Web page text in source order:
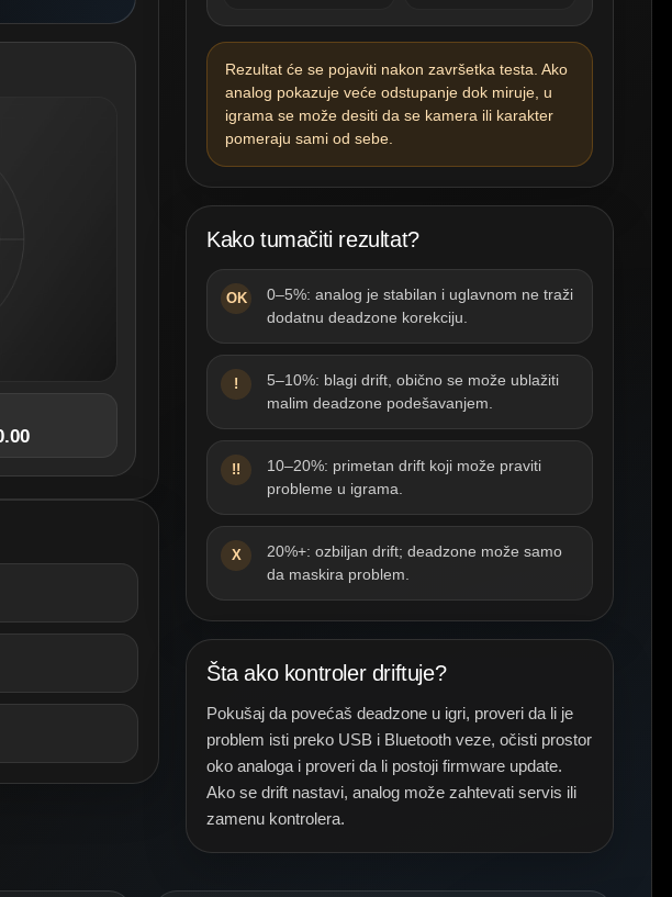
Rezultat će se pojaviti nakon završetka testa. Ako
analog pokazuje veće odstupanje dok miruje, u
igrama se može desiti da se kamera ili karakter
pomeraju sami od sebe.
Kako tumačiti rezultat?
OK
0–5%: analog je stabilan i uglavnom ne traži
dodatnu deadzone korekciju.
!
5–10%: blagi drift, obično se može ublažiti
malim deadzone podešavanjem.
!!
10–20%: primetan drift koji može praviti
probleme u igrama.
X
20%+: ozbiljan drift; deadzone može samo
da maskira problem.
Šta ako kontroler driftuje?
Pokušaj da povećaš deadzone u igri, proveri da li je
problem isti preko USB i Bluetooth veze, očisti prostor
oko analoga i proveri da li postoji firmware update.
Ako se drift nastavi, analog može zahtevati servis ili
zamenu kontrolera.